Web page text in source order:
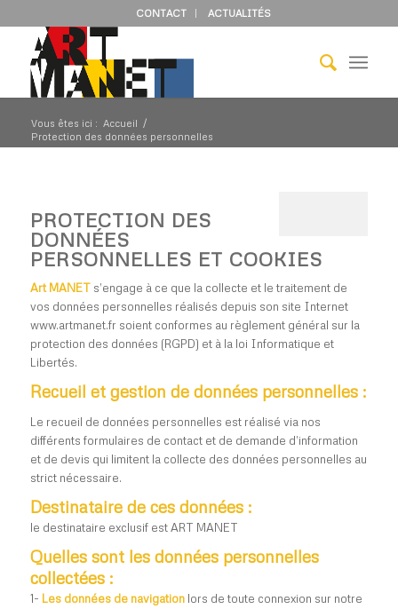
CONTACT ACTUALITÉS
Vous êtes ici : Accueil
/
Protection des données personnelles
PROTECTION DES
DONNÉES
PERSONNELLES ET COOKIES
Art MANET s’engage à ce que la collecte et le traitement de
vos données personnelles réalisés depuis son site Internet
www.artmanet.fr soient conformes au règlement général sur la
protection des données (RGPD) et à la loi Informatique et
Libertés.
Recueil et gestion de données personnelles :
Le recueil de données personnelles est réalisé via nos
différents formulaires de contact et de demande d’information
et de devis qui limitent la collecte des données personnelles au
strict nécessaire.
Destinataire de ces données :
le destinataire exclusif est ART MANET
Quelles sont les données personnelles
collectées :
1- Les données de navigationlors de toute connexion sur notre